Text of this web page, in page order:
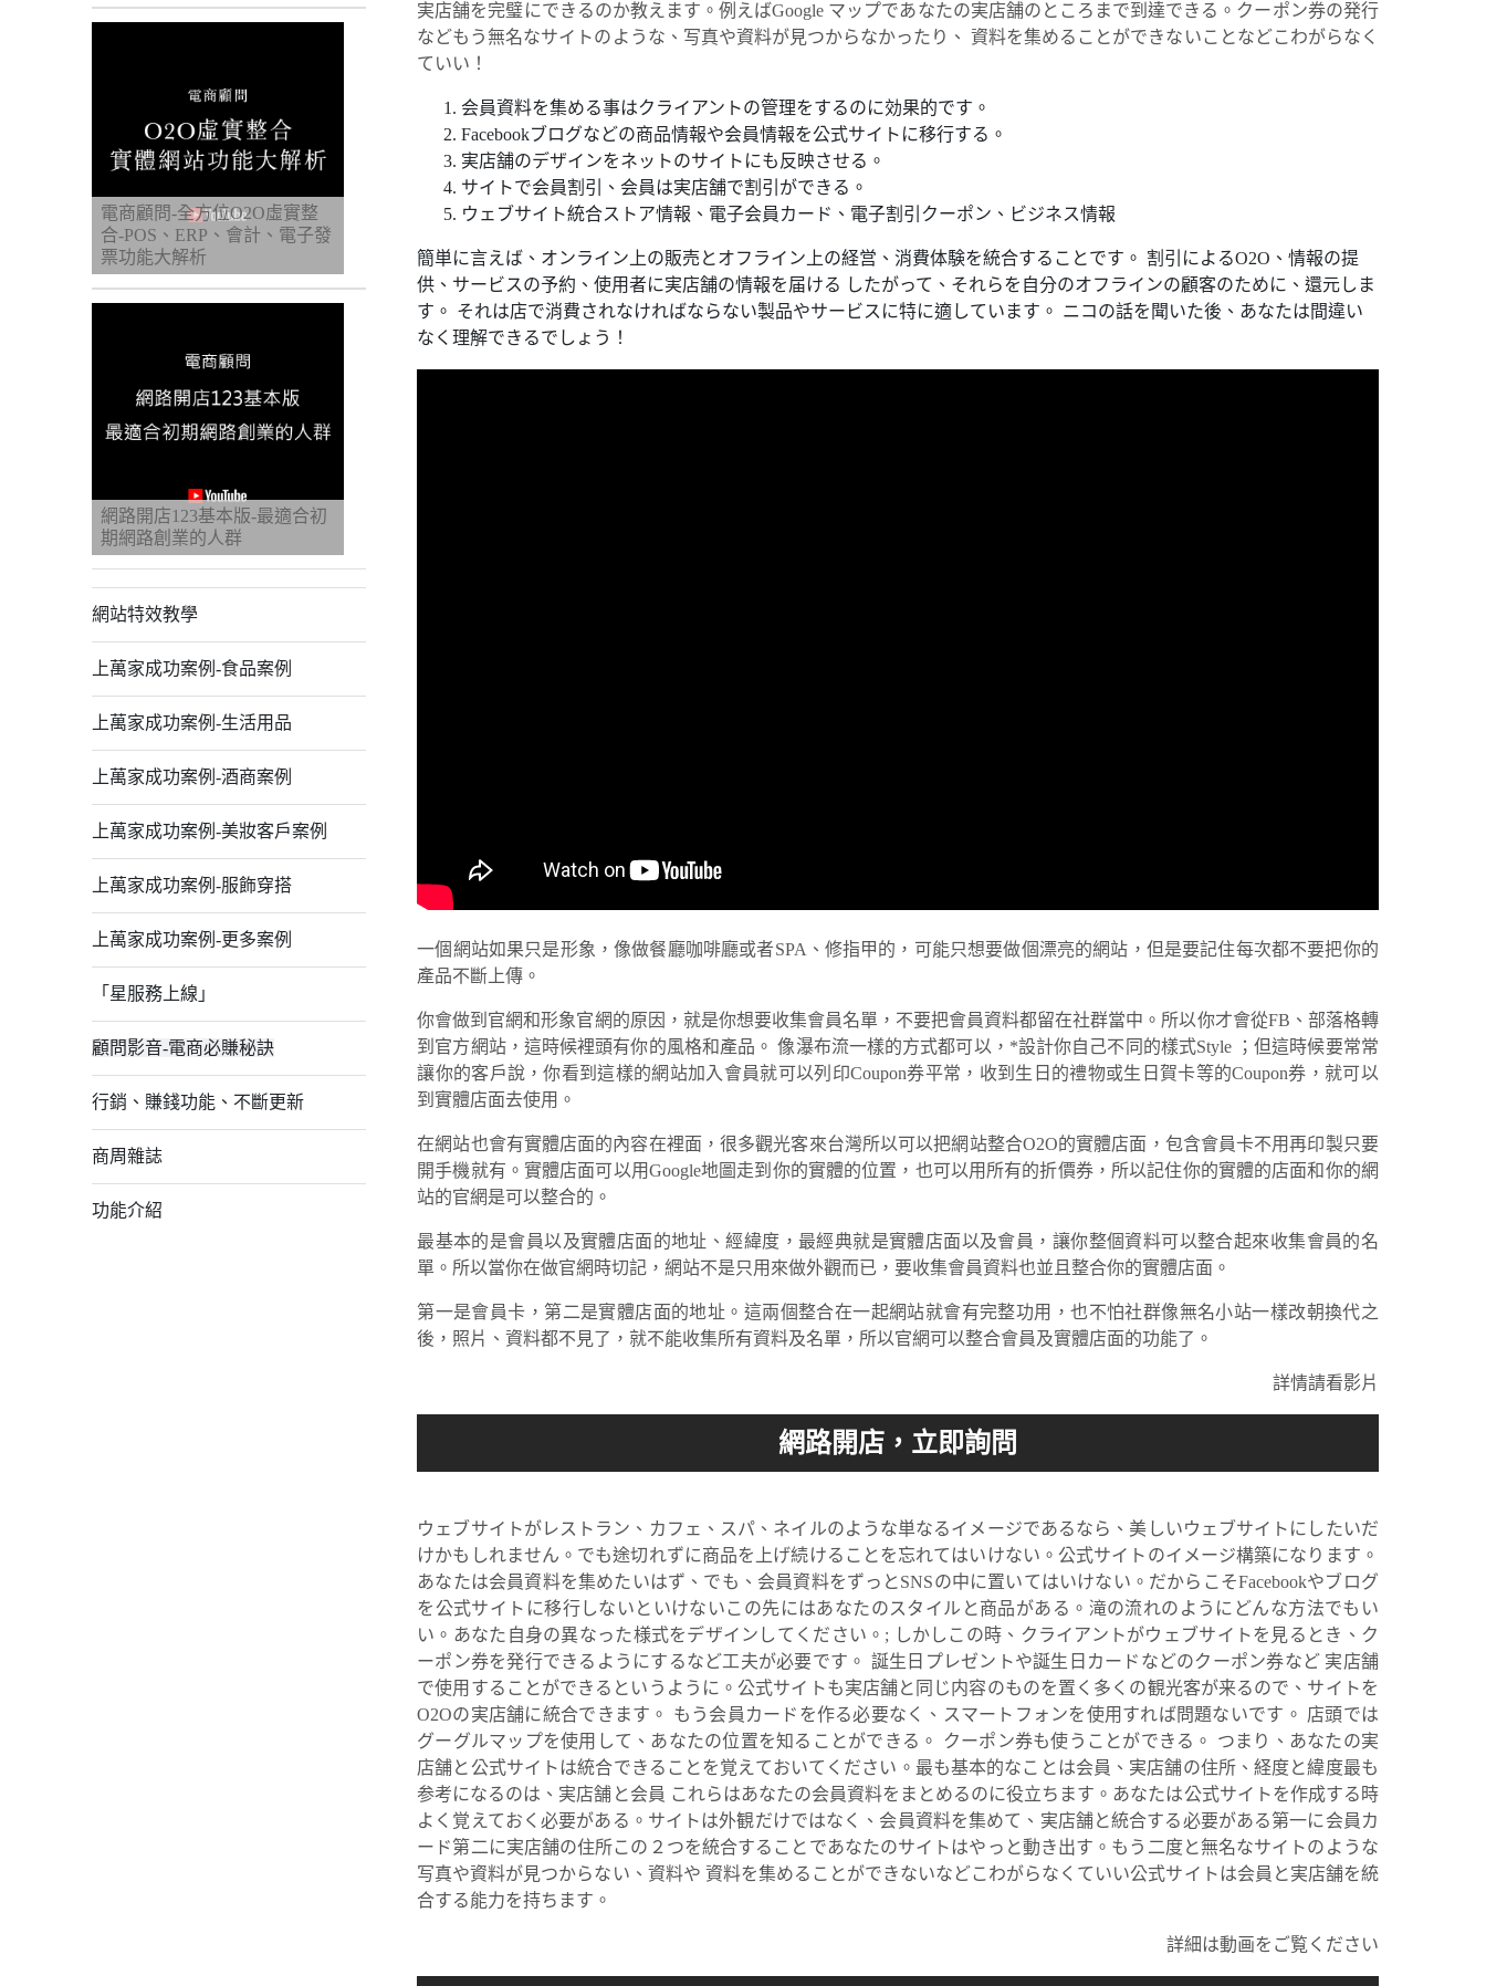
電商顧問-全方位O2O虛實整
合-POS、ERP、會計、電子發
票功能大解析
網路開店123基本版-最適合初
期網路創業的人群
網站特效教學
上萬家成功案例-食品案例
上萬家成功案例-生活用品
上萬家成功案例-酒商案例
上萬家成功案例-美妝客戶案例
上萬家成功案例-服飾穿搭
上萬家成功案例-更多案例
「星服務上線」
顧問影音-電商必賺秘訣
行銷、賺錢功能、不斷更新
商周雜誌
功能介紹
実店舗を完璧にできるのか教えます。例えばGoogle マップであなたの実店舗のところまで到達できる。クーポン券の発行
などもう無名なサイトのような、写真や資料が見つからなかったり、 資料を集めることができないことなどこわがらなく
ていい！
会員資料を集める事はクライアントの管理をするのに効果的です。
Facebookブログなどの商品情報や会員情報を公式サイトに移行する。
実店舗のデザインをネットのサイトにも反映させる。
サイトで会員割引、会員は実店舗で割引ができる。
ウェブサイト統合ストア情報、電子会員カード、電子割引クーポン、ビジネス情報
簡単に言えば、オンライン上の販売とオフライン上の経営、消費体験を統合することです。 割引によるO2O、情報の提
供、サービスの予約、使用者に実店舗の情報を届ける したがって、それらを自分のオフラインの顧客のために、還元しま
す。 それは店で消費されなければならない製品やサービスに特に適しています。 ニコの話を聞いた後、あなたは間違い
なく理解できるでしょう！
一個網站如果只是形象，像做餐廳咖啡廳或者SPA、修指甲的，可能只想要做個漂亮的網站，但是要記住每次都不要把你的
產品不斷上傳。
你會做到官網和形象官網的原因，就是你想要收集會員名單，不要把會員資料都留在社群當中。所以你才會從FB、部落格轉
到官方網站，這時候裡頭有你的風格和產品。 像瀑布流一樣的方式都可以，*設計你自己不同的樣式Style ；但這時候要常常
讓你的客戶說，你看到這樣的網站加入會員就可以列印Coupon券平常，收到生日的禮物或生日賀卡等的Coupon券，就可以
到實體店面去使用。
在網站也會有實體店面的內容在裡面，很多觀光客來台灣所以可以把網站整合O2O的實體店面，包含會員卡不用再印製只要
開手機就有。實體店面可以用Google地圖走到你的實體的位置，也可以用所有的折價券，所以記住你的實體的店面和你的網
站的官網是可以整合的。
最基本的是會員以及實體店面的地址、經緯度，最經典就是實體店面以及會員，讓你整個資料可以整合起來收集會員的名
單。所以當你在做官網時切記，網站不是只用來做外觀而已，要收集會員資料也並且整合你的實體店面。
第一是會員卡，第二是實體店面的地址。這兩個整合在一起網站就會有完整功用，也不怕社群像無名小站一樣改朝換代之
後，照片、資料都不見了，就不能收集所有資料及名單，所以官網可以整合會員及實體店面的功能了。
詳情請看影片
ウェブサイトがレストラン、カフェ、スパ、ネイルのような単なるイメージであるなら、美しいウェブサイトにしたいだ
けかもしれません。でも途切れずに商品を上げ続けることを忘れてはいけない。公式サイトのイメージ構築になります。
あなたは会員資料を集めたいはず、でも、会員資料をずっとSNSの中に置いてはいけない。だからこそFacebookやブログ
を公式サイトに移行しないといけないこの先にはあなたのスタイルと商品がある。滝の流れのようにどんな方法でもい
い。あなた自身の異なった様式をデザインしてください。; しかしこの時、クライアントがウェブサイトを見るとき、ク
ーポン券を発行できるようにするなど工夫が必要です。 誕生日プレゼントや誕生日カードなどのクーポン券など 実店舗
で使用することができるというように。公式サイトも実店舗と同じ内容のものを置く多くの観光客が来るので、サイトを
O2Oの実店舗に統合できます。 もう会員カードを作る必要なく、スマートフォンを使用すれば問題ないです。 店頭では
グーグルマップを使用して、あなたの位置を知ることができる。 クーポン券も使うことができる。 つまり、あなたの実
店舗と公式サイトは統合できることを覚えておいてください。最も基本的なことは会員、実店舗の住所、経度と緯度最も
参考になるのは、実店舗と会員 これらはあなたの会員資料をまとめるのに役立ちます。あなたは公式サイトを作成する時
よく覚えておく必要がある。サイトは外観だけではなく、会員資料を集めて、実店舗と統合する必要がある第一に会員カ
ード第二に実店舗の住所この２つを統合することであなたのサイトはやっと動き出す。もう二度と無名なサイトのような
写真や資料が見つからない、資料や 資料を集めることができないなどこわがらなくていい公式サイトは会員と実店舗を統
合する能力を持ちます。
詳細は動画をご覧ください